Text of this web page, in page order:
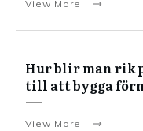
View More
Hur blir man rik
till att bygga
View More